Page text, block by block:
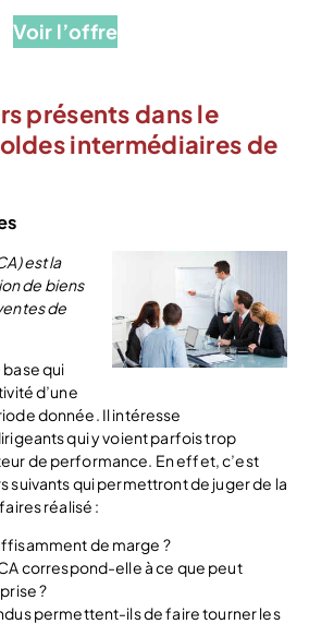
Voir l’offre
présents dans le
intermédiaires de
est la
de biens
de
base qui
d’une
donnée. Il intéresse
qui y voient parfois trop
de performance. En effet, c’est
suivants qui permettront de juger de la
réalisé :
de marge ?
correspond-elle à ce que peut
?
permettent-ils de faire tourner les